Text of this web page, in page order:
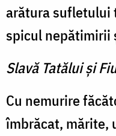
arătura sufletului
spicul nepătimirii
Slavă Tatălui şi
Cu nemurire
îmbrăcat, mărite,